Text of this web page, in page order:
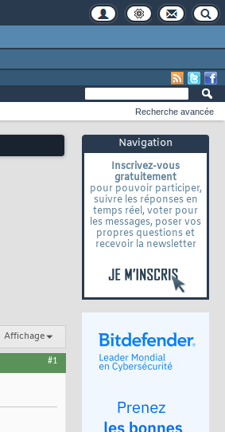
Navigation
Inscrivez-vous
gratuitement
pour pouvoir participer,
suivre les réponses en
temps réel, voter pour
les messages, poser vos
propres questions et
recevoir la newsletter
Recherche avancée
Affichage
#1